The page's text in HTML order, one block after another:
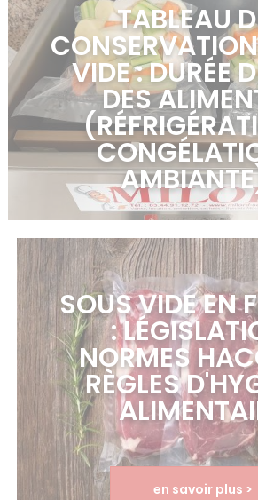
TABLEAU
VIDE : DURÉE
DES
en savoir plus >
SOUS VIDE EN
:
NORMES
RÈGLES
en savoir plus >